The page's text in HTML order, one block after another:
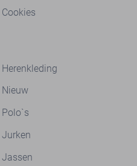
Cookies
Herenkleding
Nieuw
Polo`s
Jurken
Jassen